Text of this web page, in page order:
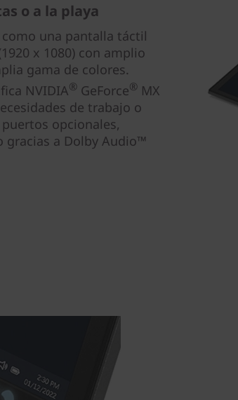
o a la playa
una pantalla táctil
x 1080) con amplio
gama de colores.
NVIDIA® GeForce® MX
de trabajo o
opcionales,
gracias a Dolby Audio™